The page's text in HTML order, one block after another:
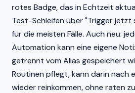
rotes Badge, das in Echtzeit
Test-Schleifen über "Trigger jetzt
für die meisten Fälle. Auch neu:
Automation kann eine eigene
getrennt vom Alias gespeichert
Routinen pflegt, kann darin nach
wieder reinkommen, ohne raten